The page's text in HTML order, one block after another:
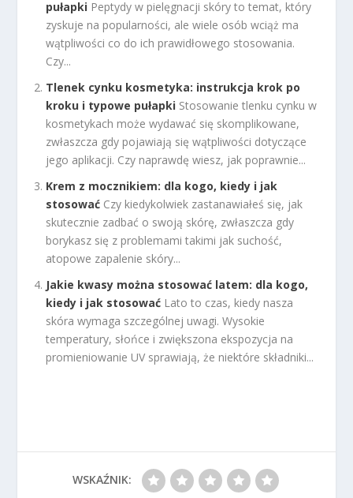
pułapki Peptydy w pielęgnacji skóry to temat, który
zyskuje na popularności, ale wiele osób wciąż ma
wątpliwości co do ich prawidłowego stosowania.
Czy...
Tlenek cynku kosmetyka: instrukcja krok po
kroku i typowe pułapki Stosowanie tlenku cynku w
kosmetykach może wydawać się skomplikowane,
zwłaszcza gdy pojawiają się wątpliwości dotyczące
jego aplikacji. Czy naprawdę wiesz, jak poprawnie...
Krem z mocznikiem: dla kogo, kiedy i jak
stosować Czy kiedykolwiek zastanawiałeś się, jak
skutecznie zadbać o swoją skórę, zwłaszcza gdy
borykasz się z problemami takimi jak suchość,
atopowe zapalenie skóry...
Jakie kwasy można stosować latem: dla kogo,
kiedy i jak stosować Lato to czas, kiedy nasza
skóra wymaga szczególnej uwagi. Wysokie
temperatury, słońce i zwiększona ekspozycja na
promieniowanie UV sprawiają, że niektóre składniki...
WSKAŹNIK: